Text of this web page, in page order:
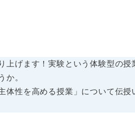
げます！実験という体験型の授
か。
性を高める授業」について伝